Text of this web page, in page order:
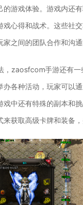
的游戏体验。游戏内还
戏心得和战术。这些社
之间的团队合作和沟通
，zaosfcom手游还有一
办各种活动，玩家可以
戏中还有特殊的副本和
获取高级卡牌和装备，